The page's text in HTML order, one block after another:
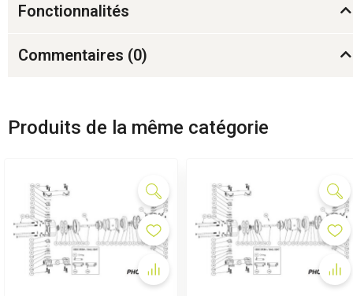
Fonctionnalités
Commentaires (0)
Produits de la même catégorie